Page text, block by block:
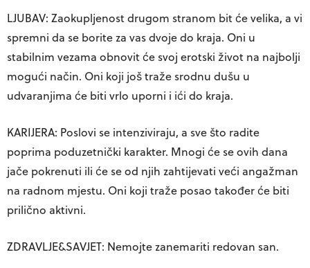
LJUBAV: Zaokupljenost drugom stranom bit će velika, a vi
spremni da se borite za vas dvoje do kraja. Oni u
stabilnim vezama obnovit će svoj erotski život na najbolji
mogući način. Oni koji još traže srodnu dušu u
udvaranjima će biti vrlo uporni i ići do kraja.
KARIJERA: Poslovi se intenziviraju, a sve što radite
poprima poduzetnički karakter. Mnogi će se ovih dana
jače pokrenuti ili će se od njih zahtijevati veći angažman
na radnom mjestu. Oni koji traže posao također će biti
prilično aktivni.
ZDRAVLJE&SAVJET: Nemojte zanemariti redovan san.